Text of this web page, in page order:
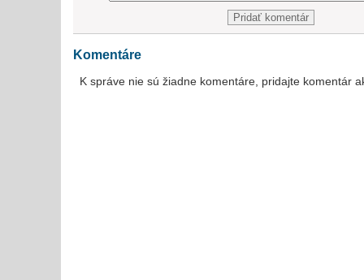
Komentáre
K správe nie sú žiadne komentáre, pridajte komentár